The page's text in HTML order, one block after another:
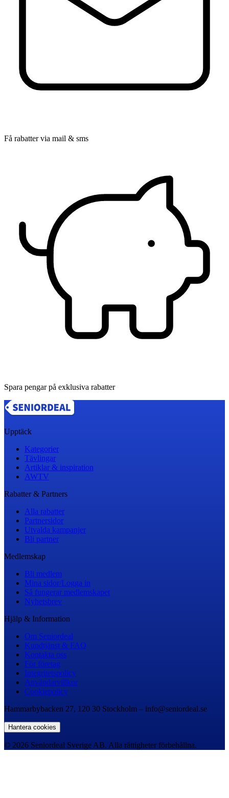
Få rabatter via mail & sms
Spara pengar på exklusiva rabatter
Upptäck
Kategorier
Tävlingar
Artiklar & inspiration
AWTV
Rabatter & Partners
Alla rabatter
Partnersidor
Utvalda kampanjer
Bli partner
Medlemskap
Bli medlem
Mina sidor/Logga in
Så fungerar medlemskapet
Nyhetsbrev
Hjälp & Information
Om Seniordeal
Kundtjänst & FAQ
Kontakta oss
För företag
Integritetspolicy
Användarvillkor
Cookiepolicy
Hammarbybacken 27, 120 30 Stockholm – info@seniordeal.se
Hantera cookies
© 2026 Seniordeal Sverige AB. Alla rättigheter förbehållna.